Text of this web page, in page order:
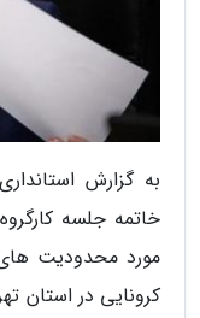
به گزارش
خاتمه جلسه
کرونایی در استان